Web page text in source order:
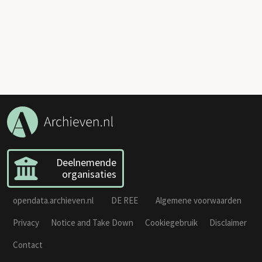
Deelnemende
organisaties
opendata.archieven.nl DE REE
Algemene voorwaarden
Privacy
Notice and Take Down Cookiegebruik
Disclaimer
Contact